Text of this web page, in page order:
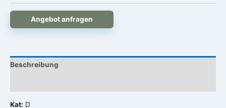
Angebot anfragen
Beschreibung
Kat: D